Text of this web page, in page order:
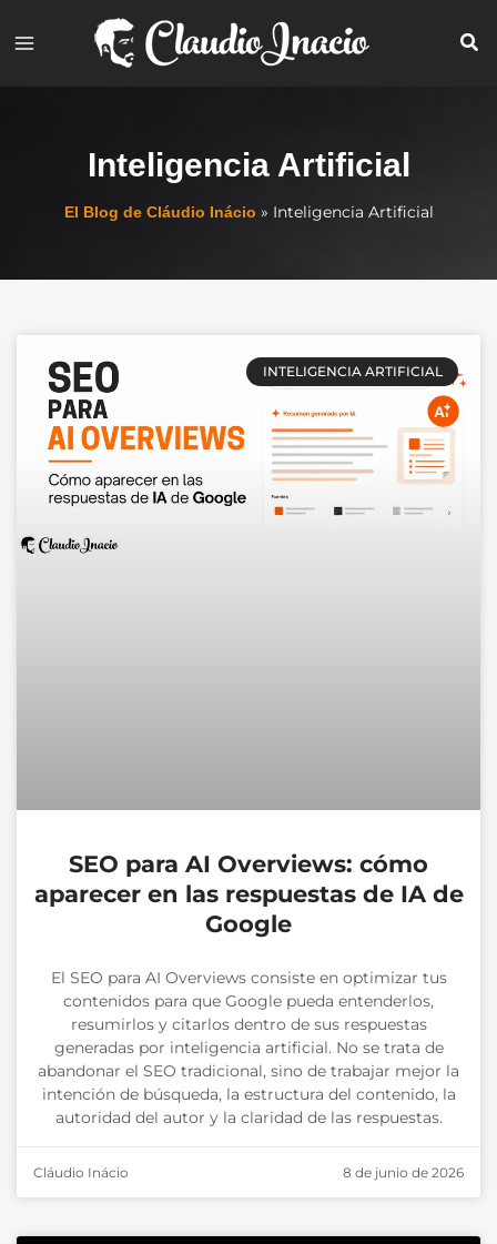
Inteligencia Artificial
El Blog de Cláudio Inácio » Inteligencia Artificial
INTELIGENCIA ARTIFICIAL
SEO para AI Overviews: cómo
aparecer en las respuestas de IA de
Google
El SEO para AI Overviews consiste en optimizar tus
contenidos para que Google pueda entenderlos,
resumirlos y citarlos dentro de sus respuestas
generadas por inteligencia artificial. No se trata de
abandonar el SEO tradicional, sino de trabajar mejor la
intención de búsqueda, la estructura del contenido, la
autoridad del autor y la claridad de las respuestas.
Cláudio Inácio 8 de junio de 2026